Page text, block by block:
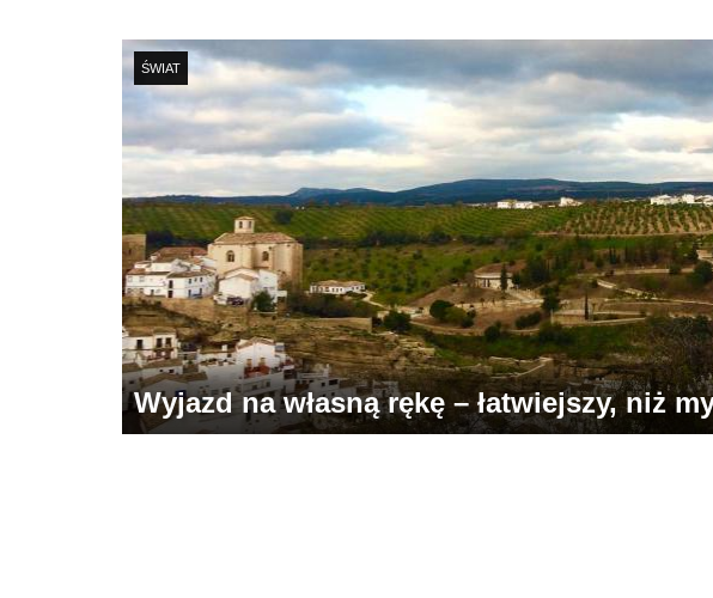
ŚWIAT
Wyjazd na własną rękę – łatwiejszy, niż